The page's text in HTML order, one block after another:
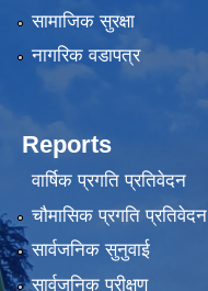
सामाजिक सुरक्षा
नागरिक वडापत्र
Reports
वार्षिक प्रगति प्रतिवेदन
चौमासिक प्रगति प्रतिवेदन
सार्वजनिक सुनुवाई
सार्वजनिक परीक्षण